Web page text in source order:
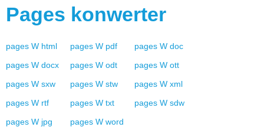
Pages konwerter
pages W html pages W pdf pages W doc
pages W docx pages W odt pages W ott
pages W sxw pages W stw pages W xml
pages W rtf pages W txt pages W sdw
pages W jpg pages W word